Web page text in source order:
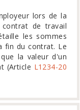
lors de la
de travail
les sommes
fin du contrat. Le
la valeur d'un
(Article L1234-20